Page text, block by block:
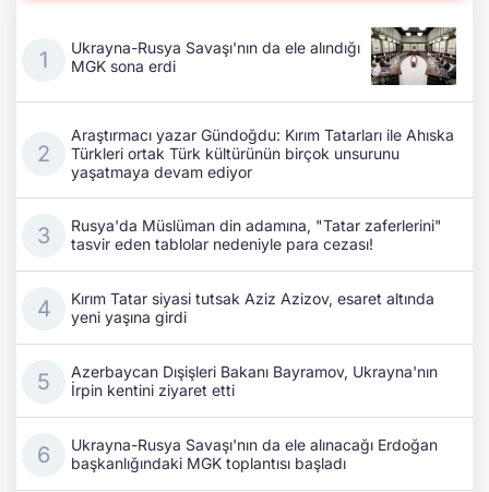
Ukrayna-Rusya Savaşı'nın da ele alındığı
MGK sona erdi
Araştırmacı yazar Gündoğdu: Kırım Tatarları ile Ahıska
Türkleri ortak Türk kültürünün birçok unsurunu
yaşatmaya devam ediyor
Rusya'da Müslüman din adamına, "Tatar zaferlerini"
tasvir eden tablolar nedeniyle para cezası!
Kırım Tatar siyasi tutsak Aziz Azizov, esaret altında
yeni yaşına girdi
Azerbaycan Dışişleri Bakanı Bayramov, Ukrayna'nın
İrpin kentini ziyaret etti
Ukrayna-Rusya Savaşı'nın da ele alınacağı Erdoğan
başkanlığındaki MGK toplantısı başladı